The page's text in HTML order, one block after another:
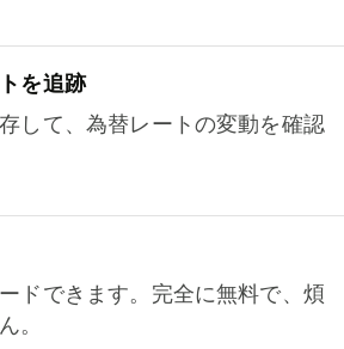
を追跡
して、為替レートの変動を確認
ドできます。完全に無料で、煩
。